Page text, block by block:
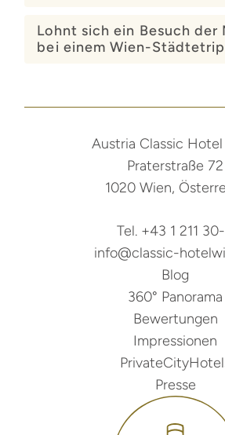
Lohnt sich ein Besuch der
bei einem Wien-
Austria Classic
Praterstraße 72
1020 Wien,
Tel. +43 1 211
info@classic-
Blog
360° Panorama
Bewertungen
Impressionen
Presse